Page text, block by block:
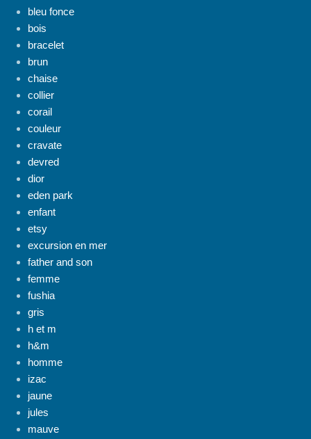
bleu fonce
bois
bracelet
brun
chaise
collier
corail
couleur
cravate
devred
dior
eden park
enfant
etsy
excursion en mer
father and son
femme
fushia
gris
h et m
h&m
homme
izac
jaune
jules
mauve